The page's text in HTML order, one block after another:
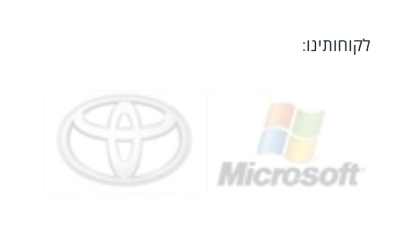
לקוחותינו: